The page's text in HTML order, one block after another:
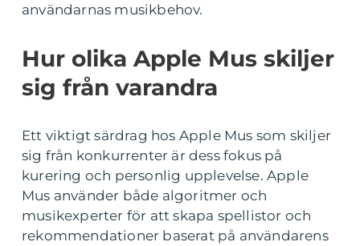
användarnas musikbehov.
Hur olika Apple Mus skiljer
sig från varandra
Ett viktigt särdrag hos Apple Mus som skiljer
sig från konkurrenter är dess fokus på
kurering och personlig upplevelse. Apple
Mus använder både algoritmer och
musikexperter för att skapa spellistor och
rekommendationer baserat på användarens